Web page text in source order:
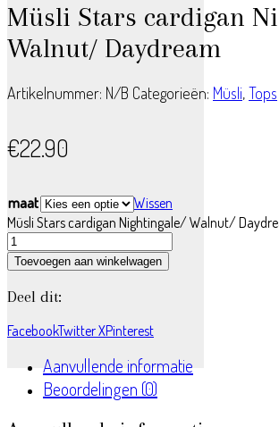
Müsli Stars cardigan
Walnut/ Daydream
Artikelnummer: N/B Categorieën: Müsli,Tops
€22.90
maat
Wissen
Müsli Stars cardigan Nightingale/ Walnut/
Toevoegen aan winkelwagen
Deel dit:
FacebookTwitter XPinterest
Aanvullende informatie
Beoordelingen (0)